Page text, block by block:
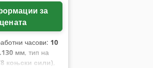
цената
часови: 10
мм, тип на
коњски сили),